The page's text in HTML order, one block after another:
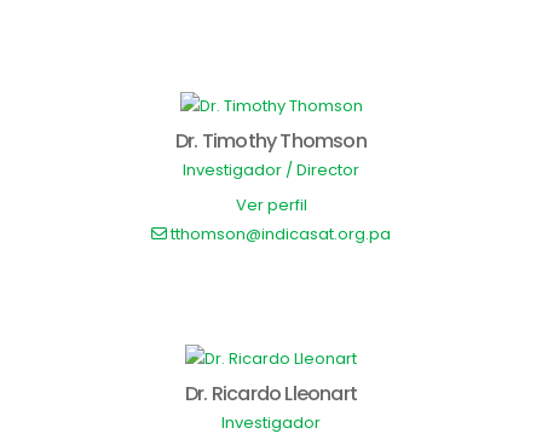
Dr. Timothy Thomson
Investigador / Director
Ver perfil
tthomson@indicasat.org.pa
Dr. Ricardo Lleonart
Investigador